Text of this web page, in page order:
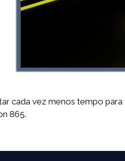
cada vez menos tempo
865.